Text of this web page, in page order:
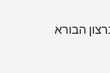
הבורא